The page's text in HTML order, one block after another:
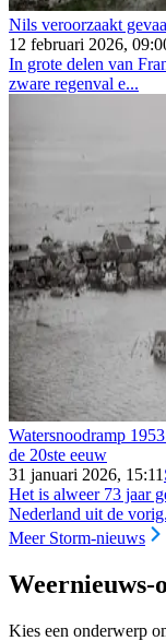
Nils veroorzaakt
12 februari 2026,
In grote delen van
zware regenval e...
Watersnoodramp
de 20ste eeuw
31 januari 2026, 15:11
Het is alweer 73 jaar
Nederland uit de
Meer Storm-nieuws
Weernieuws-
Kies een onderwerp